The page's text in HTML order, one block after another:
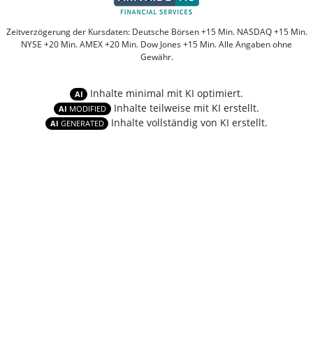
Zeitverzögerung der Kursdaten: Deutsche Börsen +15 Min. NASDAQ +15 Min.
NYSE +20 Min. AMEX +20 Min. Dow Jones +15 Min. Alle Angaben ohne
Gewähr.
AI Inhalte minimal mit KI optimiert.
AI MODIFIED Inhalte teilweise mit KI erstellt.
AI GENERATED Inhalte vollständig von KI erstellt.